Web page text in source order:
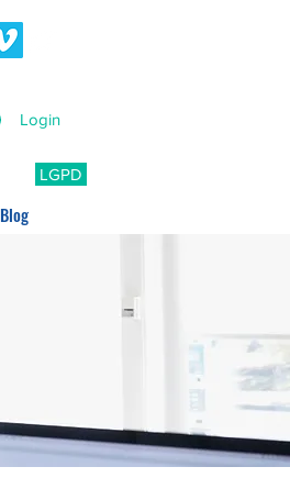
Login
LGPD
Blog